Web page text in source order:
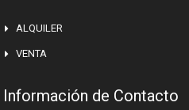
ALQUILER
VENTA
Información de Contacto